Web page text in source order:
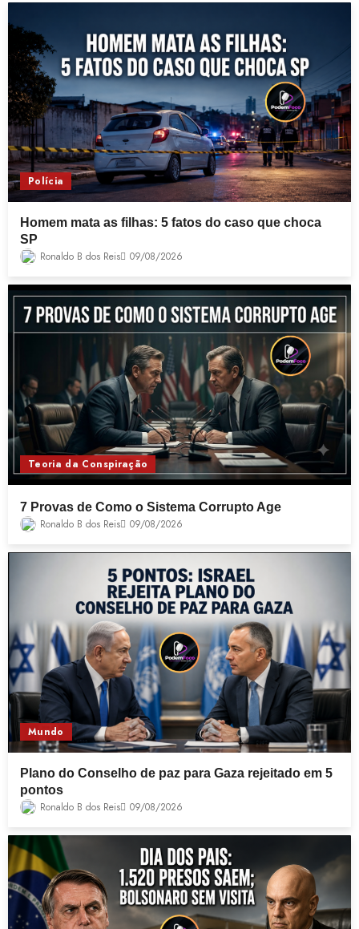
Polícia
Homem mata as filhas: 5 fatos do caso que choca
SP
Ronaldo B dos Reis 09/08/2026
Teoria da Conspiração
7 Provas de Como o Sistema Corrupto Age
Ronaldo B dos Reis 09/08/2026
Mundo
Plano do Conselho de paz para Gaza rejeitado em 5
pontos
Ronaldo B dos Reis 09/08/2026